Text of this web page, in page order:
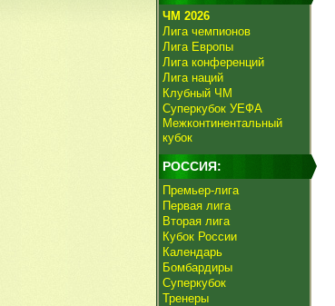
ЧМ 2026
Лига чемпионов
Лига Европы
Лига конференций
Лига наций
Клубный ЧМ
Суперкубок УЕФА
Межконтинентальный
кубок
РОССИЯ:
Премьер-лига
Первая лига
Вторая лига
Кубок России
Календарь
Бомбардиры
Суперкубок
Тренеры